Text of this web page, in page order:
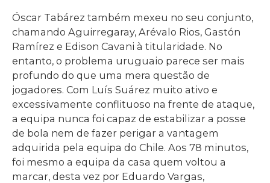
Óscar Tabárez também mexeu no seu conjunto,
chamando Aguirregaray, Arévalo Rios, Gastón
Ramírez e Edison Cavani à titularidade. No
entanto, o problema uruguaio parece ser mais
profundo do que uma mera questão de
jogadores. Com Luís Suárez muito ativo e
excessivamente conflituoso na frente de ataque,
a equipa nunca foi capaz de estabilizar a posse
de bola nem de fazer perigar a vantagem
adquirida pela equipa do Chile. Aos 78 minutos,
foi mesmo a equipa da casa quem voltou a
marcar, desta vez por Eduardo Vargas,